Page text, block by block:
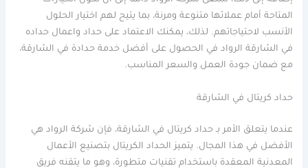
المتاحة أمام عملائها متنوعة ومرنة، بما يتيح لهم اختيار الحلول
الأنسب لاحتياجاتهم. لذلك، يمكنك الاعتماد على حداد واعمال حداده
في الشارقة الرواد في الحصول على أفضل خدمة حدادة في الشارقة،
مع ضمان جودة العمل والسعر المناسب.
حداد كريتال في الشارقة
عندما يتعلق الأمر بـ حداد كريتال في الشارقة، فإن شركة الرواد هي
الأفضل في هذا المجال. يتميز الحداد الكريتال بتصنيع الأعمال
المعدنية المعقدة باستخدام تقنيات متطورة، وهو ما يتقنه فريق